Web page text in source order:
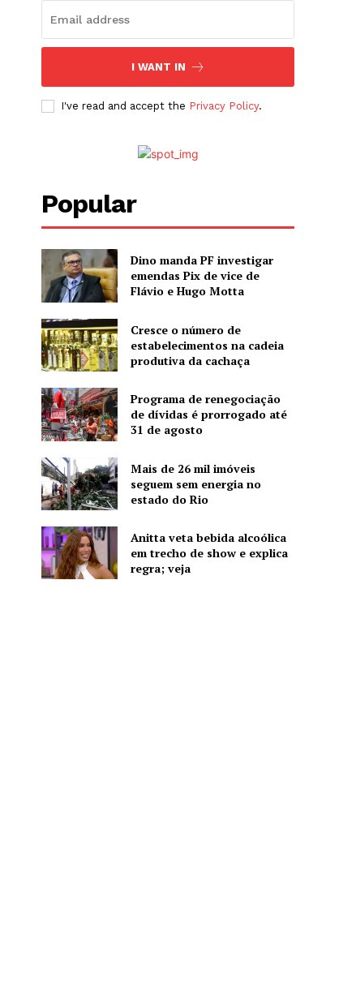
I WANT IN
I've read and accept the Privacy Policy.
Popular
Dino manda PF investigar
emendas Pix de vice de
Flávio e Hugo Motta
Cresce o número de
estabelecimentos na cadeia
produtiva da cachaça
Programa de renegociação
de dívidas é prorrogado até
31 de agosto
Mais de 26 mil imóveis
seguem sem energia no
estado do Rio
Anitta veta bebida alcoólica
em trecho de show e explica
regra; veja